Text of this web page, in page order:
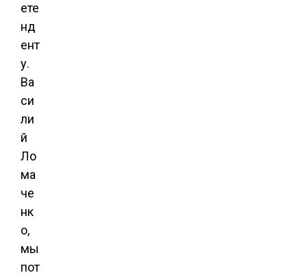
ете
нд
ент
у.
Ва
си
ли
й
Ло
ма
че
нк
о,
мы
пот